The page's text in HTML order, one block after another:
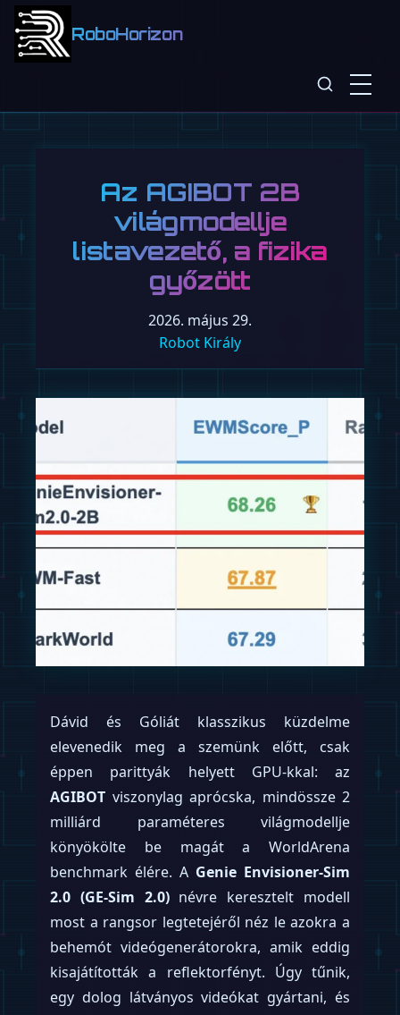
RoboHorizon
A Gatsby 150 dolláros
humanoid inasa
kötöttségek nélkül
takarít
2026. május 30.
Robot Király
A háztartási robotika piaca hirtelen egy
lenyűgöző, bár kissé disztópikus dilemma
elé állított minket: vagy hagyjuk, hogy egy
cég ingyen kitakarítsa a lakásunkat az
adatainkért cserébe – amivel lényegében a
jövő robothadseregét tanítjuk –, vagy
fizetünk egy humanoidért, aki mindenféle
mellébeszélés nélkül elvégzi a piszkos
munkát. A San Francisco-i startup, aGatsby
az utóbbira fogad: elindították on-demand
humanoid robot-takarító szolgáltatásukat,
méghozzá 150 dolláros(kb. 55 000 forintos)